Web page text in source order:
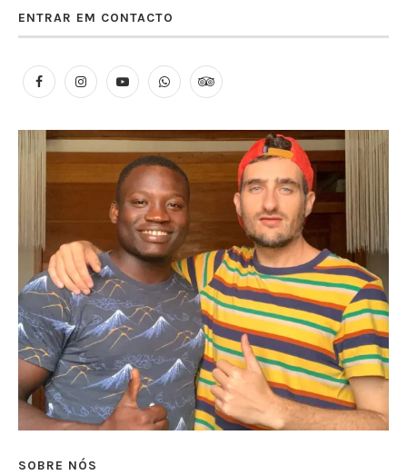
ENTRAR EM CONTACTO
SOBRE NÓS